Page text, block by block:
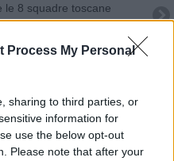
Process My Personal
sharing to third parties, or
information for
use the below opt-out
Please note that after your
le 8 squadre toscane
dalle autorità giudiziarie
della legalità